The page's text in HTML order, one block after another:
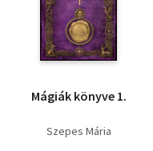
Mágiák könyve 1.
Szepes Mária